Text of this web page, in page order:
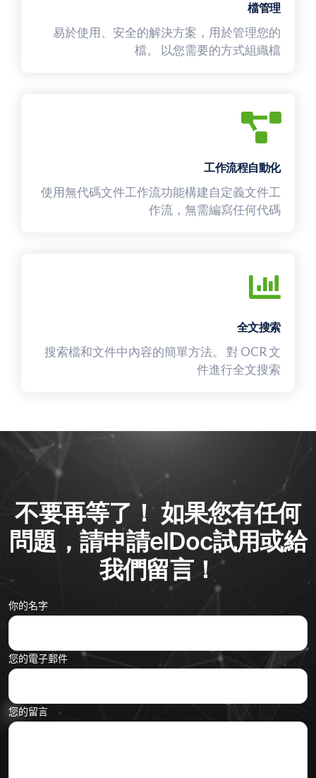
檔管理
易於使用、安全的解決方案，用於管理您的
檔。 以您需要的方式組織檔
工作流程自動化
使用無代碼文件工作流功能構建自定義文件工
作流，無需編寫任何代碼
全文搜索
搜索檔和文件中內容的簡單方法。 對 OCR 文
件進行全文搜索
不要再等了！ 如果您有任何
問題，請申請elDoc試用或給
我們留言！
你的名字
您的電子郵件
您的留言